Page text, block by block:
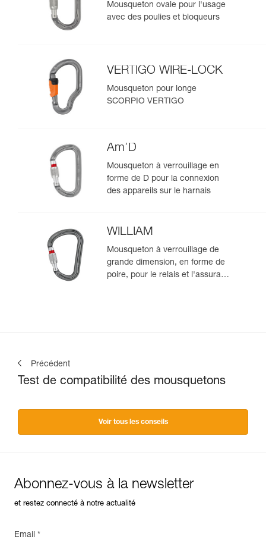
Mousqueton ovale pour l'usage
avec des poulies et bloqueurs
VERTIGO WIRE-LOCK
Mousqueton pour longe
SCORPIO VERTIGO
Am’D
Mousqueton à verrouillage en
forme de D pour la connexion
des appareils sur le harnais
WILLIAM
Mousqueton à verrouillage de
grande dimension, en forme de
poire, pour le relais et l'assurage
Précédent
Test de compatibilité des mousquetons
Voir tous les conseils
Abonnez-vous à la newsletter
et restez connecté à notre actualité
Email *